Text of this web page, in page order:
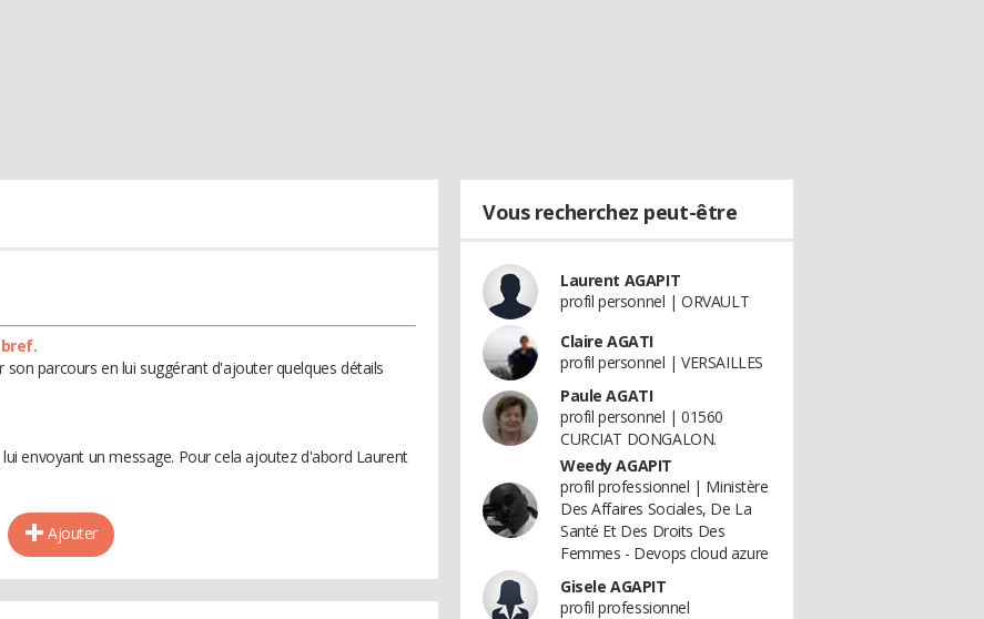
parcours en lui suggérant d'ajouter quelques détails
envoyant un message. Pour cela ajoutez d'abord Laurent
Ajouter
Vous recherchez peut-être
Laurent AGAPIT
profil personnel | ORVAULT
Claire AGATI
profil personnel | VERSAILLES
Paule AGATI
profil personnel | 01560
CURCIAT DONGALON.
Weedy AGAPIT
profil professionnel | Ministère
Des Affaires Sociales, De La
Santé Et Des Droits Des
Femmes - Devops cloud azure
Gisele AGAPIT
profil professionnel